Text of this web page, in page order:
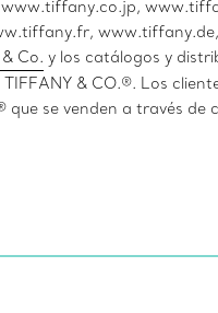
Co. y los catálogos y
& CO.®. Los
que se venden a través